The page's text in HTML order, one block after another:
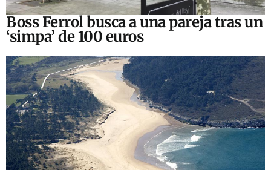
Boss Ferrol busca a una pareja tras un
‘simpa’ de 100 euros